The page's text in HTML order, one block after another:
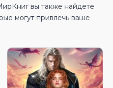
вы также найдете
могут привлечь ваше